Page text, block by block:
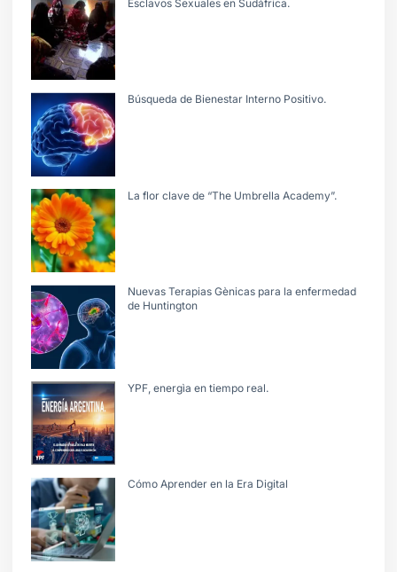
Esclavos Sexuales en Sudáfrica.
Búsqueda de Bienestar Interno Positivo.
La flor clave de “The Umbrella Academy”.
Nuevas Terapias Gènicas para la enfermedad
de Huntington
YPF, energìa en tiempo real.
Cómo Aprender en la Era Digital